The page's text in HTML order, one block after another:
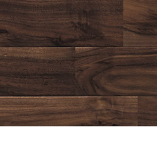
外装材
ウッドデッキ
モールディング
玄関框